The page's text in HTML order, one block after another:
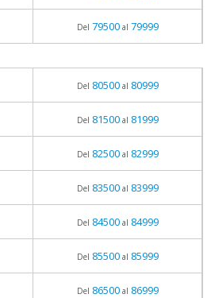
Del 79500al 79999
Del 80500al 80999
Del 81500al 81999
Del 82500al 82999
Del 83500al 83999
Del 84500al 84999
Del 85500al 85999
Del 86500al 86999